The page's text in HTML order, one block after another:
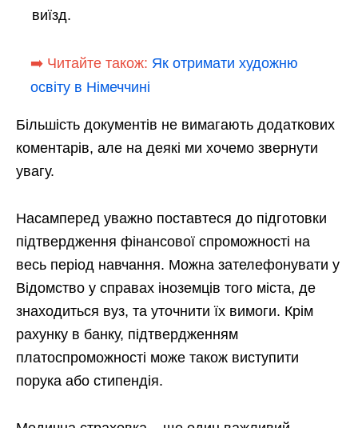
виїзд.
➡️ Читайте також: Як отримати художню
освіту в Німеччині
Більшість документів не вимагають додаткових
коментарів, але на деякі ми хочемо звернути
увагу.
Насамперед уважно поставтеся до підготовки
підтвердження фінансової спроможності на
весь період навчання. Можна зателефонувати у
Відомство у справах іноземців того міста, де
знаходиться вуз, та уточнити їх вимоги. Крім
рахунку в банку, підтвердженням
платоспроможності може також виступити
порука або стипендія.